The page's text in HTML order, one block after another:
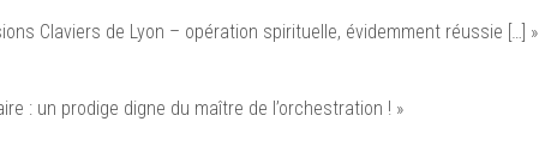
Claviers de Lyon – opération spirituelle, évidemment réussie […] »
: un prodige digne du maître de l’orchestration ! »